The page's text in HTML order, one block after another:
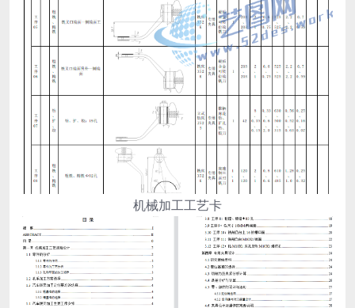
机械加工工艺卡